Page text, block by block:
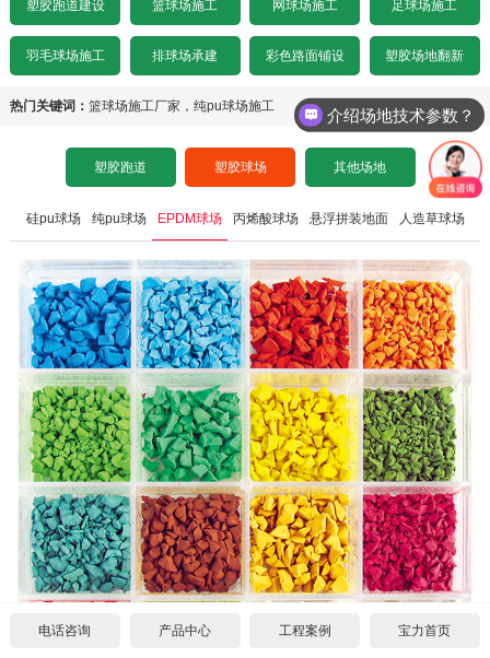
塑胶跑道建设 篮球场施工 网球场施工 足球场施工
羽毛球场施工 排球场承建 彩色路面铺设 塑胶场地翻新
热门关键词： 篮球场施工厂家 ， 纯pu球场施工
塑胶跑道 塑胶球场 其他场地
硅pu球场 纯pu球场 EPDM球场 丙烯酸球场 悬浮拼装地面 人造草球场
沥青基础要求
招标文件下载
设计图纸下载
水泥基础要求
沥青基础要求
招标文件下载
设计图纸下载
施工案例
水泥基础要求
沥青基础要求
招标文件下载
设计图纸下载
悬浮拼装足球场
施工案例
水泥基础要求
沥青基础要求
招标文件下载
设计图纸下载
塑胶球场
其他场地
施工案例
塑胶场地翻新
施工案例
工程案例
中标公示
常见问题
公司新闻
施工案例
合作代理
代理须知
单位申请
个人申请
联系我们
关于我们
联系方式
电话咨询 产品中心 工程案例 宝力首页
介绍场地技术参数？